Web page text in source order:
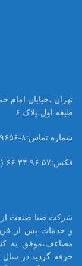
طبقه اول،پلاک ۶
شماره تماس:۸-۶۶۳۴۹۶۵۶ ( ۰۲۱)
فکس:۵۷ ۹۶ ۳۴ ۶۶ (۰۲۱)
و خدمات پس از
مضاعف،موفق به